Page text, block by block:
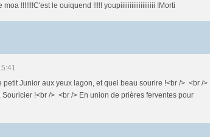
moa !!!!!!!C'est le ouiquend !!!!! youpiiiiiiiiiiiiiiiiiii !Morti
petit Junior aux yeux lagon, et quel beau sourire !<br /> <br />
!<br /> <br /> En union de prières ferventes pour